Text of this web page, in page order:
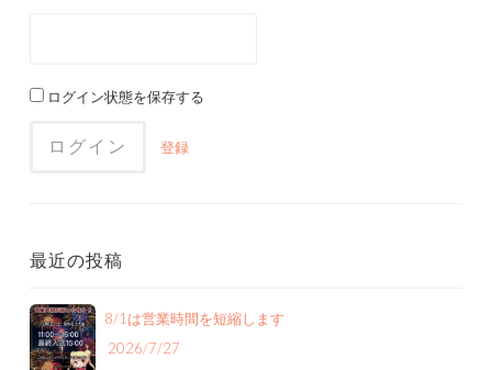
ログイン状態を保存する
登録
最近の投稿
8/1は営業時間を短縮します
2026/7/27